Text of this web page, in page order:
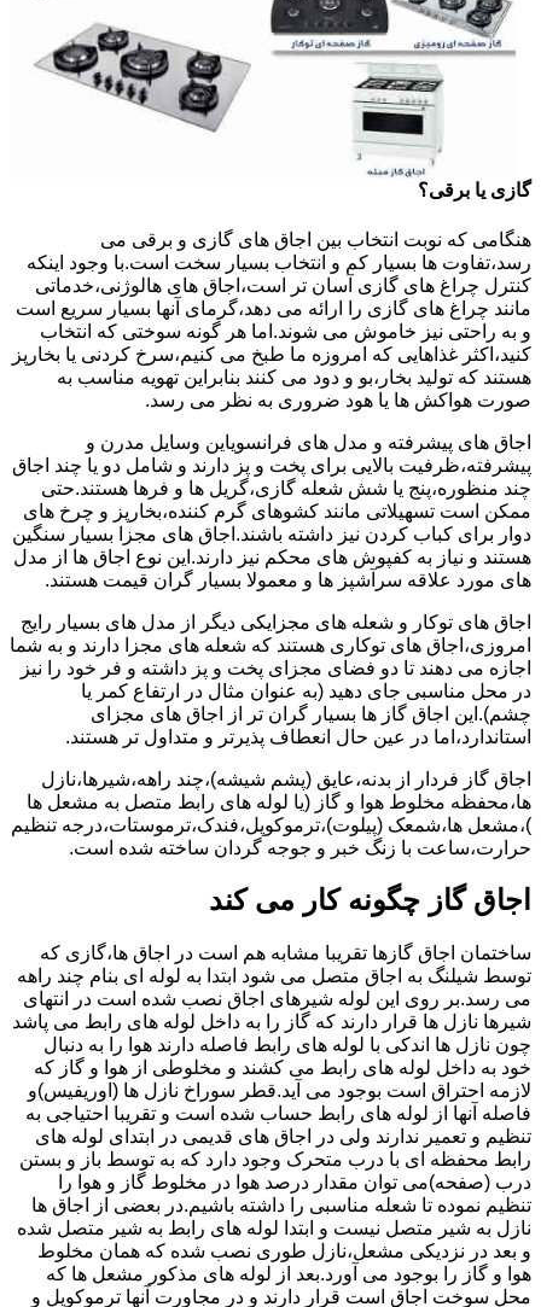
گازی یا برقی؟
هنگامی که نوبت انتخاب بین اجاق های گازی و برقی می
رسد،تفاوت ها بسیار کم و انتخاب بسیار سخت است.با وجود اینکه
کنترل چراغ های گازی آسان تر است،اجاق های هالوژنی،خدماتی
مانند چراغ های گازی را ارائه می دهد،گرمای آنها بسیار سریع است
و به راحتی نیز خاموش می شوند.اما هر گونه سوختی که انتخاب
کنید،اکثر غذاهایی که امروزه ما طبخ می کنیم،سرخ کردنی یا بخارپز
هستند که تولید بخار،بو و دود می کنند بنابراین تهویه مناسب به
صورت هواکش ها یا هود ضروری به نظر می رسد.
اجاق های پیشرفته و مدل های فرانسویاین وسایل مدرن و
پیشرفته،ظرفیت بالایی برای پخت و پز دارند و شامل دو یا چند اجاق
چند منظوره،پنج یا شش شعله گازی،گریل ها و فرها هستند.حتی
ممکن است تسهیلاتی مانند کشوهای گرم کننده،بخارپز و چرخ های
دوار برای کباب کردن نیز داشته باشند.اجاق های مجزا بسیار سنگین
هستند و نیاز به کفپوش های محکم نیز دارند.این نوع اجاق ها از مدل
های مورد علاقه سرآشپز ها و معمولا بسیار گران قیمت هستند.
اجاق های توکار و شعله های مجزایکی دیگر از مدل های بسیار رایج
امروزی،اجاق های توکاری هستند که شعله های مجزا دارند و به شما
اجازه می دهند تا دو فضای مجزای پخت و پز داشته و فر خود را نیز
در محل مناسبی جای دهید (به عنوان مثال در ارتفاع کمر یا
چشم).این اجاق گاز ها بسیار گران تر از اجاق های مجزای
استاندارد،اما در عین حال انعطاف پذیرتر و متداول تر هستند.
اجاق گاز فردار از بدنه،عایق (پشم شیشه)،چند راهه،شیرها،نازل
ها،محفظه مخلوط هوا و گاز (یا لوله های رابط متصل به مشعل ها
)،مشعل ها،شمعک (پیلوت)،ترموکوپل،فندک،ترموستات،درجه تنظیم
حرارت،ساعت با زنگ خبر و جوجه گردان ساخته شده است.
اجاق گاز چگونه کار می کند
ساختمان اجاق گازها تقریبا مشابه هم است در اجاق ها،گازی که
توسط شیلنگ به اجاق متصل می شود ابتدا به لوله ای بنام چند راهه
می رسد.بر روی این لوله شیرهای اجاق نصب شده است در انتهای
شیرها نازل ها قرار دارند که گاز را به داخل لوله های رابط می پاشد
چون نازل ها اندکی با لوله های رابط فاصله دارند هوا را به دنبال
خود به داخل لوله های رابط می کشند و مخلوطی از هوا و گاز که
لازمه احتراق است بوجود می آید.قطر سوراخ نازل ها (اوریفیس)و
فاصله آنها از لوله های رابط حساب شده است و تقریبا احتیاجی به
تنظیم و تعمیر ندارند ولی در اجاق های قدیمی در ابتدای لوله های
رابط محفظه ای با درب متحرک وجود دارد که به توسط باز و بستن
درب (صفحه)می توان مقدار درصد هوا در مخلوط گاز و هوا را
تنظیم نموده تا شعله مناسبی را داشته باشیم.در بعضی از اجاق ها
نازل به شیر متصل نیست و ابتدا لوله های رابط به شیر متصل شده
و بعد در نزدیکی مشعل،نازل طوری نصب شده که همان مخلوط
هوا و گاز را بوجود می آورد.بعد از لوله های مذکور مشعل ها که
محل سوخت اجاق است قرار دارند و در مجاورت آنها ترموکوپل و